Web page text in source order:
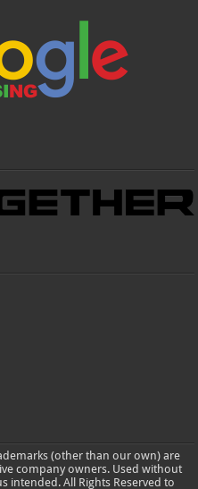
(other than our own) are
company owners. Used without
intended. All Rights Reserved to